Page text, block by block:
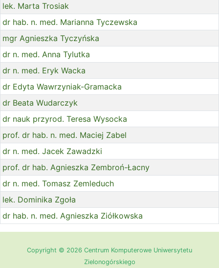
lek. Marta Trosiak
dr hab. n. med. Marianna Tyczewska
mgr Agnieszka Tyczyńska
dr n. med. Anna Tylutka
dr n. med. Eryk Wacka
dr Edyta Wawrzyniak-Gramacka
dr Beata Wudarczyk
dr nauk przyrod. Teresa Wysocka
prof. dr hab. n. med. Maciej Zabel
dr n. med. Jacek Zawadzki
prof. dr hab. Agnieszka Zembroń-Łacny
dr n. med. Tomasz Zemleduch
lek. Dominika Zgoła
dr hab. n. med. Agnieszka Ziółkowska
Copyright © 2026 Centrum Komputerowe Uniwersytetu
Zielonogórskiego